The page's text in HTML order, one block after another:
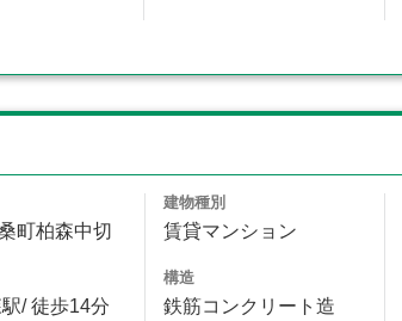
町柏森中切
/ 徒歩14分
建物種別
賃貸マンション
構造
鉄筋コンクリート造